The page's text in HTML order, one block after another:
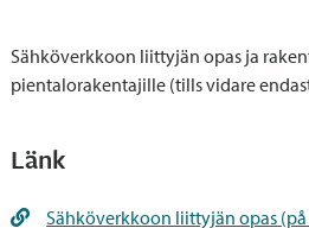
Sähköverkkoon liittyjän opas ja
pientalorakentajille (tills vidare
Länk
Sähköverkkoon liittyjän opas (på